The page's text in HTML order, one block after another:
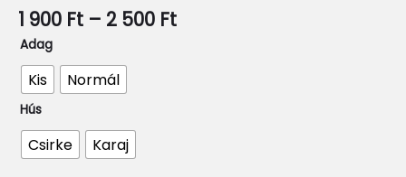
1 900 Ft – 2 500 Ft
Adag
Kis Normál
Hús
Csirke Karaj